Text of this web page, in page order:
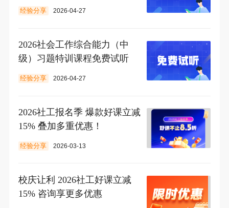
经验分享 2026-04-27
2026社会工作综合能力（中
级）习题特训课程免费试听
经验分享 2026-04-27
2026社工报名季 爆款好课立减
15% 叠加多重优惠！
经验分享 2026-03-13
校庆让利 2026社工好课立减
15% 咨询享更多优惠